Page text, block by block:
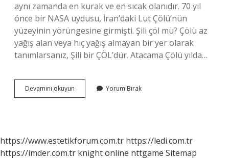
aynı zamanda en kurak ve en sıcak olanıdır. 70 yıl
önce bir NASA uydusu, İran’daki Lut Çölü’nün
yüzeyinin yörüngesine girmişti. Şili çöl mü? Çölü az
yağış alan veya hiç yağış almayan bir yer olarak
tanımlarsanız, Şili bir ÇÖL’dür. Atacama Çölü yılda…
Devamını okuyun Dünyanın
En
Yorum Bırak
https://www.estetikforum.com.tr https://ledi.com.tr
https://imder.com.tr knight online nttgame Sitemap